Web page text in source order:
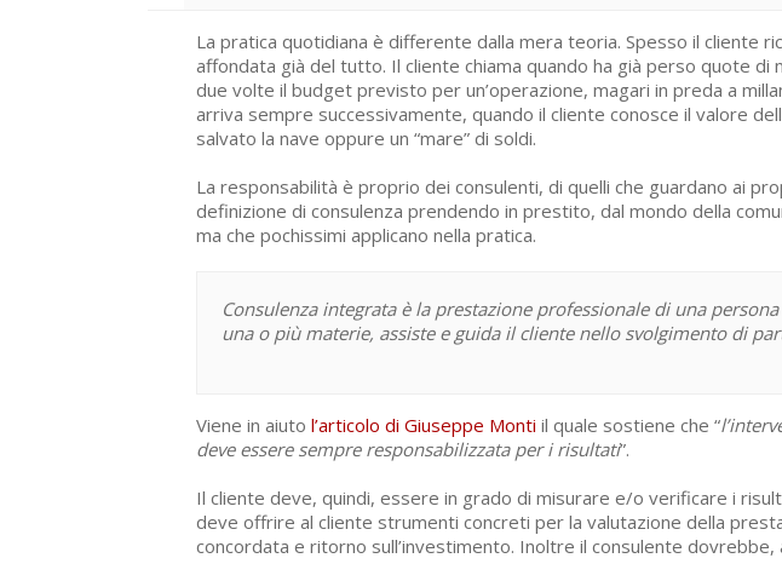
La pratica quotidiana è differente dalla mera teoria. Spesso il cliente
affondata già del tutto. Il cliente chiama quando ha già perso quote
due volte il budget previsto per un’operazione, magari in preda a
arriva sempre successivamente, quando il cliente conosce il valore
salvato la nave oppure un “mare” di soldi.
La responsabilità è proprio dei consulenti, di quelli che guardano ai
definizione di consulenza prendendo in prestito, dal mondo della
ma che pochissimi applicano nella pratica.
Consulenza integrata è la prestazione professionale di una
una o più materie, assiste e guida il cliente nello svolgimento di
Viene in aiuto l’articolo di Giuseppe Monti il quale sostiene che “
deve essere sempre responsabilizzata per i risultati”.
Il cliente deve, quindi, essere in grado di misurare e/o verificare i
deve offrire al cliente strumenti concreti per la valutazione della
concordata e ritorno sull’investimento. Inoltre il consulente